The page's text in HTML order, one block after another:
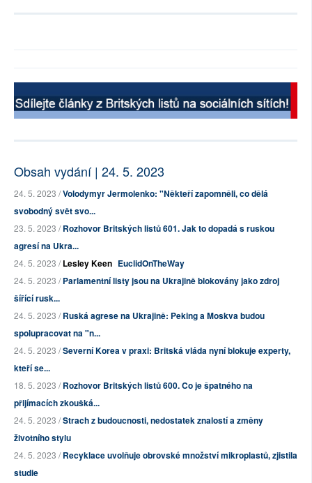
Obsah vydání | 24. 5. 2023
24. 5. 2023 /Volodymyr Jermolenko: "Někteří zapomněli, co dělá
svobodný svět svo...
23. 5. 2023 /Rozhovor Britských listů 601. Jak to dopadá s ruskou
agresí na Ukra...
24. 5. 2023 /Lesley Keen EuclidOnTheWay
24. 5. 2023 /Parlamentní listy jsou na Ukrajině blokovány jako zdroj
šířící rusk...
24. 5. 2023 /Ruská agrese na Ukrajině: Peking a Moskva budou
spolupracovat na "n...
24. 5. 2023 /Severní Korea v praxi: Britská vláda nyní blokuje experty,
kteří se...
18. 5. 2023 /Rozhovor Britských listů 600. Co je špatného na
přijímacích zkoušká...
24. 5. 2023 /Strach z budoucnosti, nedostatek znalostí a změny
životního stylu
24. 5. 2023 /Recyklace uvolňuje obrovské množství mikroplastů, zjistila
studie